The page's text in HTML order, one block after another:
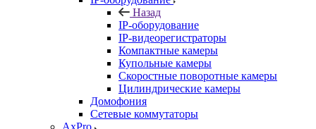
Назад
IP-оборудование
IP-видеорегистраторы
Компактные камеры
Купольные камеры
Скоростные поворотные камеры
Цилиндрические камеры
Домофония
Сетевые коммутаторы
AxPro